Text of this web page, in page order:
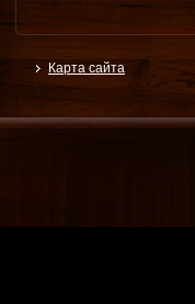
Карта сайта